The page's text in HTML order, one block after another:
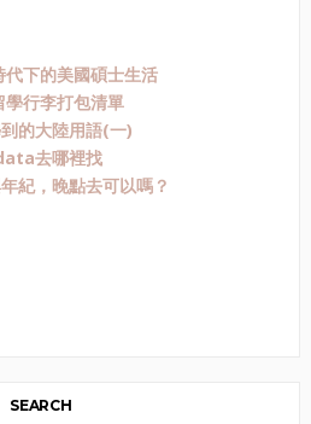
代下的美國碩士生活
學行李打包清單
到的大陸用語(一)
去哪裡找
紀，晚點去可以嗎？
SEARCH